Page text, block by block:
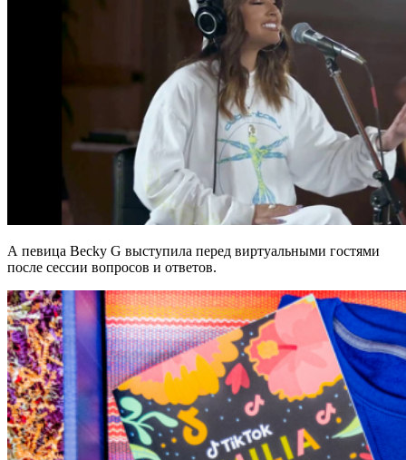
А певица Becky G выступила перед виртуальными гостями
после сессии вопросов и ответов.